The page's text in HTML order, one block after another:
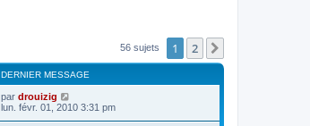
56 sujets 1 2
DERNIER MESSAGE
par drouizig
lun. févr. 01, 2010 3:31 pm